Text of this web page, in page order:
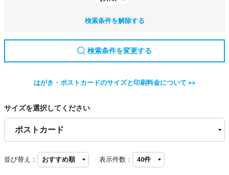
検索条件を解除する
検索条件を変更する
はがき・ポストカードのサイズと印刷料金について >>
サイズを選択してください
並び替え： 表示件数：